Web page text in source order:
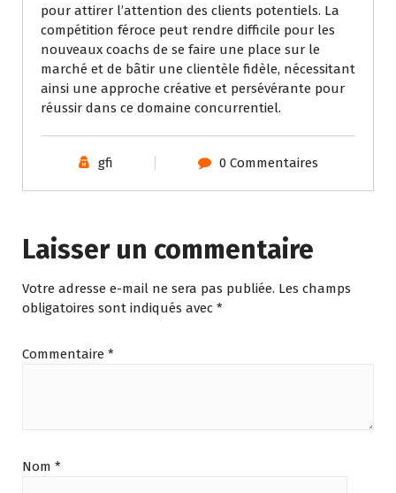
pour attirer l’attention des clients potentiels. La
compétition féroce peut rendre difficile pour les
nouveaux coachs de se faire une place sur le
marché et de bâtir une clientèle fidèle, nécessitant
ainsi une approche créative et persévérante pour
réussir dans ce domaine concurrentiel.
gfi 0 Commentaires
Laisser un commentaire
Votre adresse e-mail ne sera pas publiée. Les champs
obligatoires sont indiqués avec *
Commentaire *
Nom *